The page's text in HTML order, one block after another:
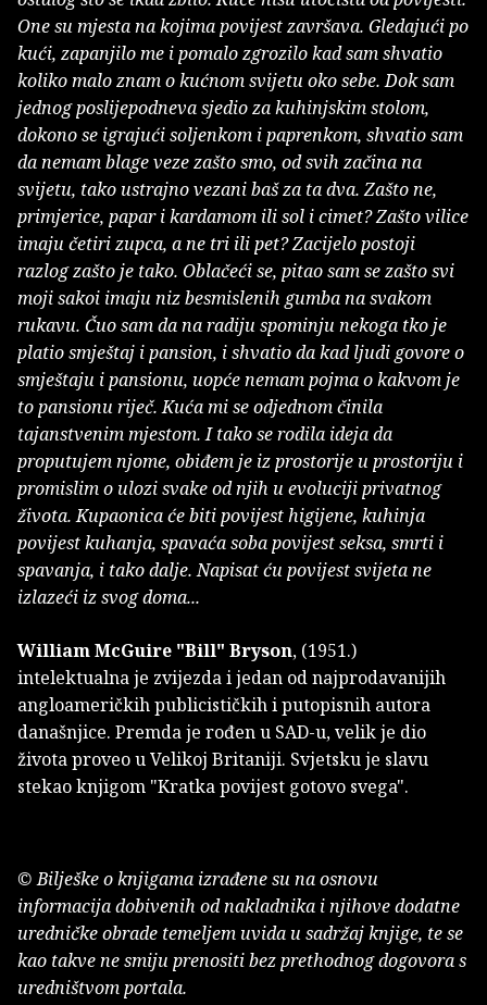
One su mjesta na kojima povijest završava. Gledajući po
kući, zapanjilo me i pomalo zgrozilo kad sam shvatio
koliko malo znam o kućnom svijetu oko sebe. Dok sam
jednog poslijepodneva sjedio za kuhinjskim stolom,
dokono se igrajući soljenkom i paprenkom, shvatio sam
da nemam blage veze zašto smo, od svih začina na
svijetu, tako ustrajno vezani baš za ta dva. Zašto ne,
primjerice, papar i kardamom ili sol i cimet? Zašto vilice
imaju četiri zupca, a ne tri ili pet? Zacijelo postoji
razlog zašto je tako. Oblačeći se, pitao sam se zašto svi
moji sakoi imaju niz besmislenih gumba na svakom
rukavu. Čuo sam da na radiju spominju nekoga tko je
platio smještaj i pansion, i shvatio da kad ljudi govore o
smještaju i pansionu, uopće nemam pojma o kakvom je
to pansionu riječ. Kuća mi se odjednom činila
tajanstvenim mjestom. I tako se rodila ideja da
proputujem njome, obiđem je iz prostorije u prostoriju i
promislim o ulozi svake od njih u evoluciji privatnog
života. Kupaonica će biti povijest higijene, kuhinja
povijest kuhanja, spavaća soba povijest seksa, smrti i
spavanja, i tako dalje. Napisat ću povijest svijeta ne
izlazeći iz svog doma...
William McGuire "Bill" Bryson, (1951.)
intelektualna je zvijezda i jedan od najprodavanijih
angloameričkih publicističkih i putopisnih autora
današnjice. Premda je rođen u SAD-u, velik je dio
života proveo u Velikoj Britaniji. Svjetsku je slavu
stekao knjigom "Kratka povijest gotovo svega".
© Bilješke o knjigama izrađene su na osnovu
informacija dobivenih od nakladnika i njihove dodatne
uredničke obrade temeljem uvida u sadržaj knjige, te se
kao takve ne smiju prenositi bez prethodnog dogovora s
uredništvom portala.